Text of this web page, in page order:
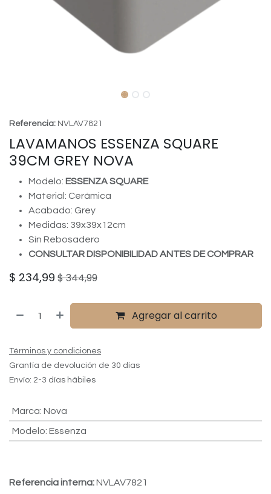
Referencia: NVLAV7821
LAVAMANOS ESSENZA SQUARE
39CM GREY NOVA
Modelo: ESSENZA SQUARE
Material: Cerámica
Acabado: Grey
Medidas: 39x39x12cm
Sin Rebosadero
CONSULTAR DISPONIBILIDAD ANTES DE COMPRAR
$ 234,99 $344,99
Agregar al carrito
Términos y condiciones
Grantía de devolución de 30 días
Envío: 2-3 días hábiles
Marca: Nova
Modelo: Essenza
Referencia interna:NVLAV7821